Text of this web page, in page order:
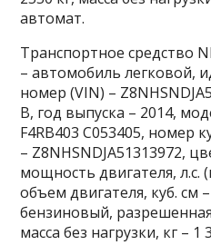
автомат.
Транспортное средство
– автомобиль легковой,
номер (VIN) –
B, год выпуска – 2014,
F4RB403 C053405, номер
– Z8NHSNDJA51313972,
мощность двигателя, л.с.
объем двигателя, куб. см
бензиновый, разрешенная
масса без нагрузки, кг – 1